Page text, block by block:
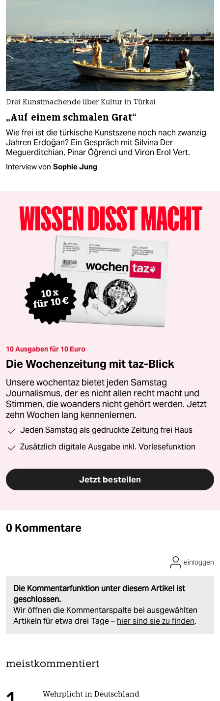
Drei Kunstmachende über Kultur in Türkei
„Auf einem schmalen Grat“
Wie frei ist die türkische Kunstszene noch nach zwanzig
Jahren Erdoğan? Ein Gespräch mit Silvina Der
Meguerditchian, Pinar Öğrenci und Viron Erol Vert.
Interview von Sophie Jung
10 Ausgaben für 10 Euro
Die Wochenzeitung mit taz-Blick
Unsere wochentaz bietet jeden Samstag
Journalismus, der es nicht allen recht macht und
Stimmen, die woanders nicht gehört werden. Jetzt
zehn Wochen lang kennenlernen.
Jeden Samstag als gedruckte Zeitung frei Haus
Zusätzlich digitale Ausgabe inkl. Vorlesefunktion
Jetzt bestellen
0 Kommentare
Die Kommentarfunktion unter diesem Artikel ist
geschlossen.
Wir öffnen die Kommentarspalte bei ausgewählten
Artikeln für etwa drei Tage – hier sind sie zu finden.
einloggen
meistkommentiert
Wehrplicht in Deutschland